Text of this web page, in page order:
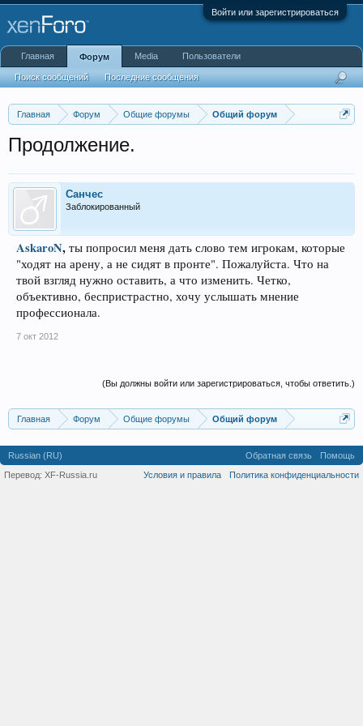
Войти или зарегистрироваться
Главная Форум Общие форумы Общий форум
Продолжение.
Санчес
Заблокированный
AskaroN, ты попросил меня дать слово тем игрокам, которые
"ходят на арену, а не сидят в пронте". Пожалуйста. Что на
твой взгляд нужно оставить, а что изменить. Четко,
объективно, беспристрастно, хочу услышать мнение
профессионала.
7 окт 2012
(Вы должны войти или зарегистрироваться, чтобы ответить.)
Главная Форум Общие форумы Общий форум
Главная Форум
Поиск сообщений Последние сообщения
Media Пользователи
Russian (RU) Обратная связь
Помощь
Условия и правила
Политика конфиденциальности
Перевод: XF-Russia.ru